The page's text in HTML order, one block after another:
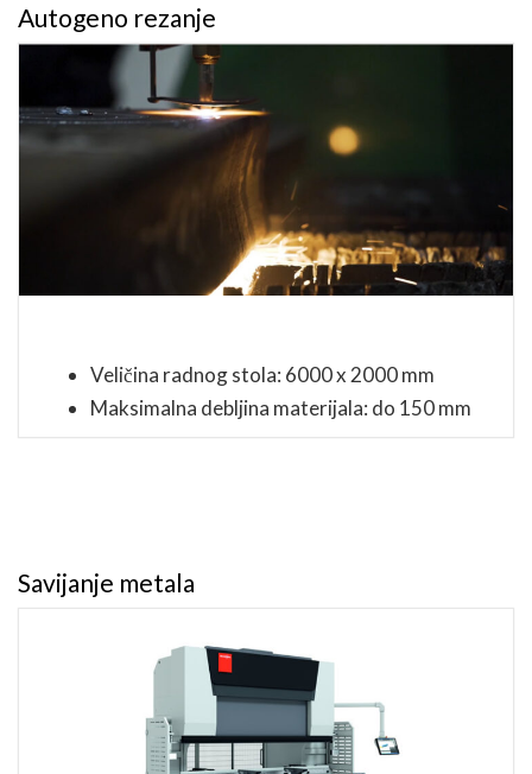
Autogeno rezanje
Veličina radnog stola: 6000 x 2000 mm
Maksimalna debljina materijala: do 150 mm
Savijanje metala